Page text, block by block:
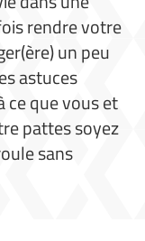
rendre votre
un peu
astuces
ce que vous et
pattes soyez
sans